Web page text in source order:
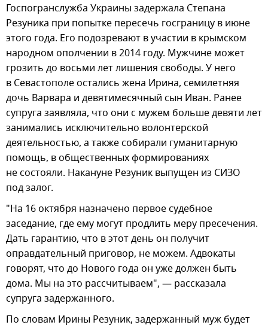
Госпогранслужба Украины задержала Степана
Резуника при попытке пересечь госграницу в июне
этого года. Его подозревают в участии в крымском
народном ополчении в 2014 году. Мужчине может
грозить до восьми лет лишения свободы. У него
в Севастополе остались жена Ирина, семилетняя
дочь Варвара и девятимесячный сын Иван. Ранее
супруга заявляла, что они с мужем больше девяти лет
занимались исключительно волонтерской
деятельностью, а также собирали гуманитарную
помощь, в общественных формированиях
не состояли. Накануне Резуник выпущен из СИЗО
под залог.
"На 16 октября назначено первое судебное
заседание, где ему могут продлить меру пресечения.
Дать гарантию, что в этот день он получит
оправдательный приговор, не можем. Адвокаты
говорят, что до Нового года он уже должен быть
дома. Мы на это рассчитываем", — рассказала
супруга задержанного.
По словам Ирины Резуник, задержанный муж будет